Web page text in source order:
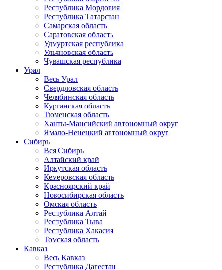
Республика Мордовия
Республика Татарстан
Самарская область
Саратовская область
Удмуртская республика
Ульяновская область
Чувашская республика
Урал
Весь Урал
Свердловская область
Челябинская область
Курганская область
Тюменская область
Ханты-Мансийский автономный округ
Ямало-Ненецкий автономный округ
Сибирь
Вся Сибирь
Алтайский край
Иркутская область
Кемеровская область
Красноярский край
Новосибирская область
Омская область
Республика Алтай
Республика Тыва
Республика Хакасия
Томская область
Кавказ
Весь Кавказ
Республика Дагестан